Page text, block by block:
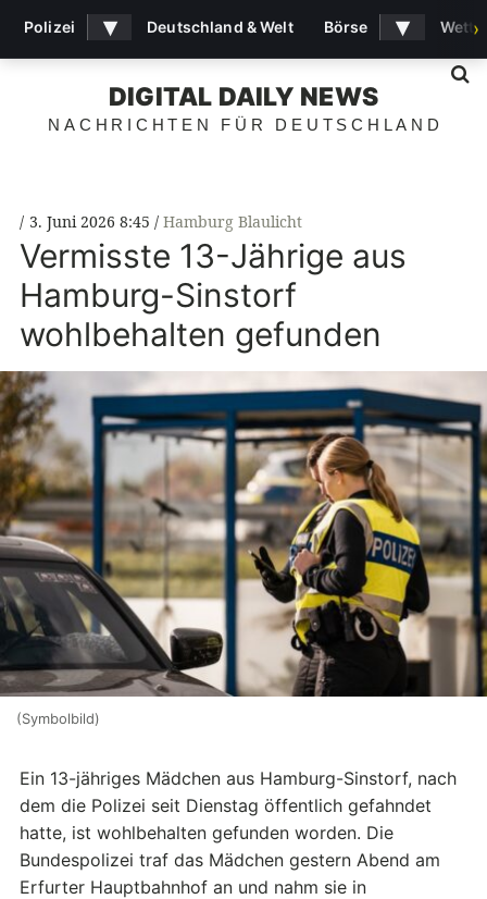
DIGITAL DAILY NEWS
NACHRICHTEN FÜR DEUTSCHLAND
3. Juni 2026 8:45 Hamburg Blaulicht
Vermisste 13-Jährige aus
Hamburg-Sinstorf
wohlbehalten gefunden
(Symbolbild)
Ein 13-jähriges Mädchen aus Hamburg-Sinstorf, nach
dem die Polizei seit Dienstag öffentlich gefahndet
hatte, ist wohlbehalten gefunden worden. Die
Bundespolizei traf das Mädchen gestern Abend am
Erfurter Hauptbahnhof an und nahm sie in
Polizei ▾ Deutschland & Welt Börse ▾ ›